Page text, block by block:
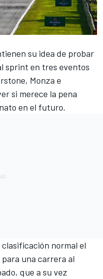
su idea de probar
sprint en tres eventos
Monza e
si merece la pena
en el futuro.
normal el
una carrera al
que a su vez